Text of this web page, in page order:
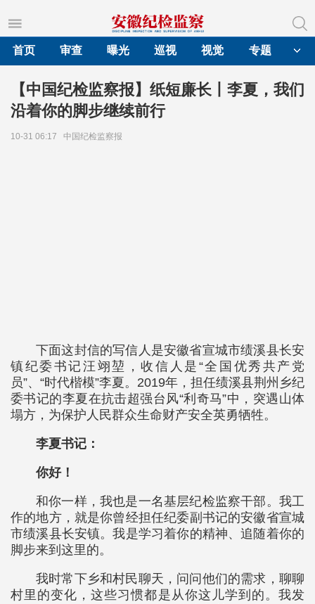
首页
审查 曝光 巡视 视觉 专题
【中国纪检监察报】纸短廉长丨李夏，我们
沿着你的脚步继续前行
10-31 06:17 中国纪检监察报
下面这封信的写信人是安徽省宣城市绩溪县长安
镇纪委书记汪翊堃，收信人是“全国优秀共产党
员”、“时代楷模”李夏。2019年，担任绩溪县荆州乡纪
委书记的李夏在抗击超强台风“利奇马”中，突遇山体
塌方，为保护人民群众生命财产安全英勇牺牲。
李夏书记：
你好！
和你一样，我也是一名基层纪检监察干部。我工
作的地方，就是你曾经担任纪委副书记的安徽省宣城
市绩溪县长安镇。我是学习着你的精神、追随着你的
脚步来到这里的。
我时常下乡和村民聊天，问问他们的需求，聊聊
村里的变化，这些习惯都是从你这儿学到的。我发